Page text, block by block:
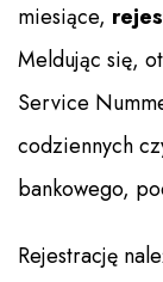
miesiące,
Meldując się,
Service
codziennych
bankowego,
Rejestrację